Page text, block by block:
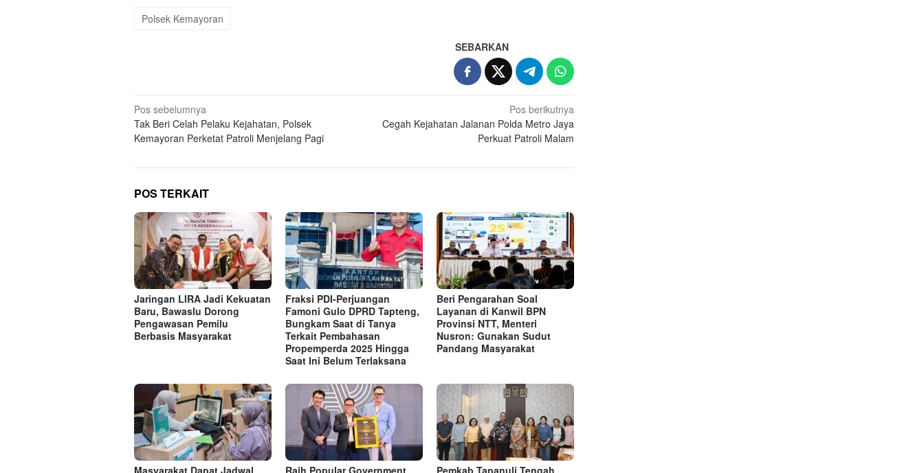
Polsek Kemayoran
SEBARKAN
Navigasi
pos
Pos sebelumnya
Tak Beri Celah Pelaku Kejahatan, Polsek
Kemayoran Perketat Patroli Menjelang Pagi
Pos berikutnya
Cegah Kejahatan Jalanan Polda Metro Jaya
Perkuat Patroli Malam
POS TERKAIT
Jaringan LIRA Jadi Kekuatan
Baru, Bawaslu Dorong
Pengawasan Pemilu
Berbasis Masyarakat
Fraksi PDI-Perjuangan
Famoni Gulo DPRD Tapteng,
Bungkam Saat di Tanya
Terkait Pembahasan
Propemperda 2025 Hingga
Saat Ini Belum Terlaksana
Beri Pengarahan Soal
Layanan di Kanwil BPN
Provinsi NTT, Menteri
Nusron: Gunakan Sudut
Pandang Masyarakat
Masyarakat Dapat Jadwal Raih Popular Government Pemkab Tapanuli Tengah